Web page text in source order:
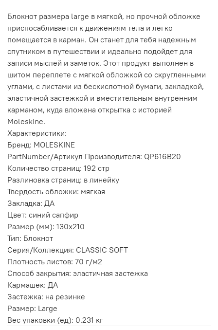
Блокнот размера large в мягкой, но прочной обложке
приспосабливается к движениям тела и легко
помещается в карман. Он станет для тебя надежным
спутником в путешествии и идеально подойдет для
записи мыслей и заметок. Этот продукт выполнен в
шитом переплете с мягкой обложкой со скругленными
углами, с листами из бескислотной бумаги, закладкой,
эластичной застежкой и вместительным внутренним
карманом, куда вложена открытка с историей
Moleskine.
Характеристики:
Бренд: MOLESKINE
PartNumber/Артикул Производителя: QP616B20
Количество страниц: 192 стр
Разлиновка страниц: в линейку
Твердость обложки: мягкая
Закладка: ДА
Цвет: синий сапфир
Размер (мм): 130х210
Тип: Блокнот
Серия/Коллекция: CLASSIC SOFT
Плотность листов: 70 г/м2
Способ закрытия: эластичная застежка
Кармашек: ДА
Застежка: на резинке
Размер: Large
Вес упаковки (ед): 0.231 кг